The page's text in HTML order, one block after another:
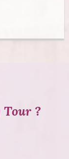
Tour ?